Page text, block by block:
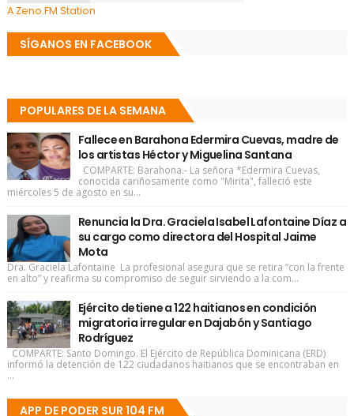
A Zeno.FM Station
SÍGANOS EN FACEBOOK
POPULARES DE LA SEMANA
Fallece en Barahona Edermira Cuevas, madre de
los artistas Héctor y Miguelina Santana
COMPARTE: Barahona.- La señora *Edermira Cuevas,
conocida cariñosamente como "Mirita", falleció este
miércoles 5 de agosto en su...
Renuncia la Dra. Graciela Isabel Lafontaine Díaz a
su cargo como directora del Hospital Jaime
Mota
Dra. Graciela Lafontaine La profesional asegura que se retira “con la frente
en alto” y reafirma su compromiso de seguir sirviendo a la com...
Ejército detiene a 122 haitianos en condición
migratoria irregular en Dajabón y Santiago
Rodríguez
COMPARTE: Santo Domingo. El Ejército de República Dominicana (ERD)
informó la detención de 122 ciudadanos haitianos que se encontraban en
...
APP DE PODER SUR 104 FM